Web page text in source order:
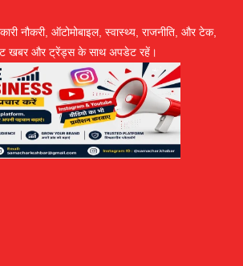
नौकरी, ऑटोमोबाइल, स्वास्थ्य, राजनीति, और टेक,
खबर और ट्रेंड्स के साथ अपडेट रहें।